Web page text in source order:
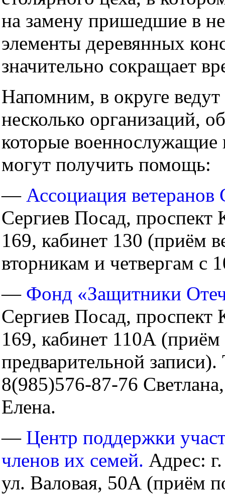
на замену пришедшие в
элементы деревянных
значительно сокращает
Напомним, в округе
несколько организаций,
которые
могут получить помощь:
— Ассоциация
Сергиев Посад,
169, кабинет 130 (приём
вторникам и четвергам с
— Фонд «Защитники
Сергиев Посад,
169, кабинет 110А (приём
предварительной
8(985)576-87-76
Елена.
— Центр поддержки
членов их семей. Адрес:
ул. Валовая, 50А (приём